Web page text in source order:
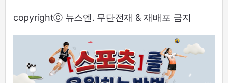
copyrightⓒ 뉴스엔. 무단전재 & 재배포 금지